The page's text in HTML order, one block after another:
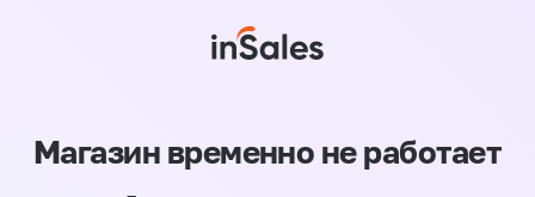
Магазин временно не работает